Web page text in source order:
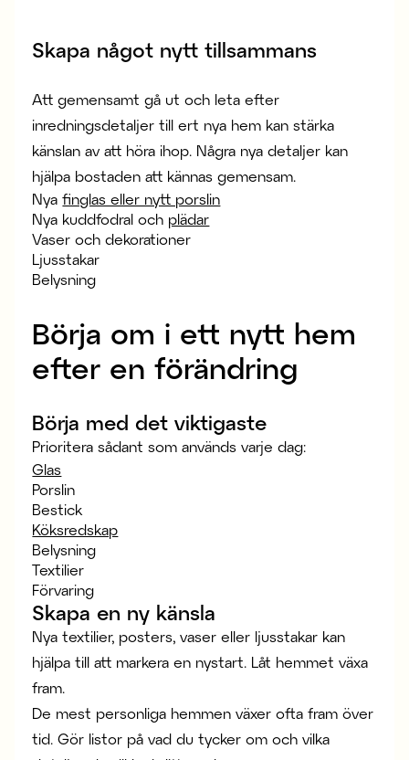
Skapa något nytt tillsammans
Att gemensamt gå ut och leta efter
inredningsdetaljer till ert nya hem kan stärka
känslan av att höra ihop. Några nya detaljer kan
hjälpa bostaden att kännas gemensam.
Nyafinglas eller nytt porslin
Nya kuddfodral och plädar
Vaser och dekorationer
Ljusstakar
Belysning
Börja om i ett nytt hem
efter en förändring
Börja med det viktigaste
Prioritera sådant som används varje dag:
Glas
Porslin
Bestick
Köksredskap
Belysning
Textilier
Förvaring
Skapa en ny känsla
Nya textilier, posters, vaser eller ljusstakar kan
hjälpa till att markera en nystart. Låt hemmet växa
fram.
De mest personliga hemmen växer ofta fram över
tid. Gör listor på vad du tycker om och vilka